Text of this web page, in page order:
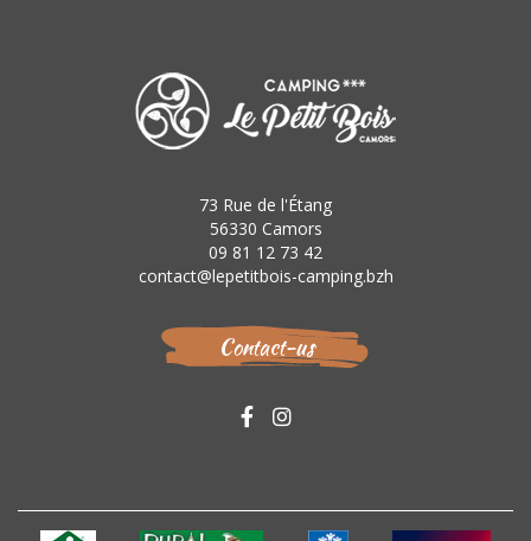
73 Rue de l'Étang
56330 Camors
09 81 12 73 42
contact@lepetitbois-camping.bzh
Contact-us